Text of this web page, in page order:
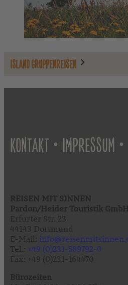
ISLAND GRUPPENREISEN
KONTAKT • IMPRESSUM •
+49 (0)231-589792-0